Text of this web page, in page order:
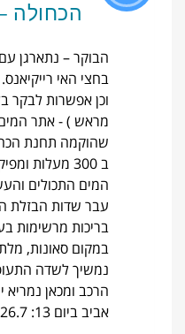
הכחולה
הבוקר – נתארגן
בחצי האי רייקיאנס.
וכן אפשרות לבקר
מראש ) - אתר
שהוקמה תחנת
ב 300 מעלות
המים התכולים
עבר שדות הבזלת
בריכות מרשימות
במקום סאונות,
נמשיך לשדה
הרכב ומכאן
אביב ביום 13: 26.7